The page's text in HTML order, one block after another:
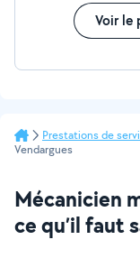
Voir le
Prestations de
Vendargues
Mécanicien
ce qu’il faut